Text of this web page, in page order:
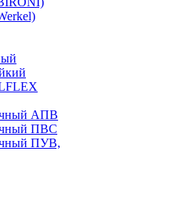
АПВ
ПВС
ПУВ,